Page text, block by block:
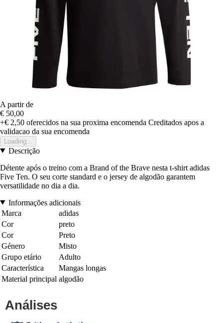
A partir de
€ 50,00
+€ 2,50 oferecidos na sua proxima encomenda Creditados apos a
validacao da sua encomenda
Loading...
Descrição
Détente após o treino com a Brand of the Brave nesta t-shirt adidas
Five Ten. O seu corte standard e o jersey de algodão garantem
versatilidade no dia a dia.
Informações adicionais
Marca
adidas
Cor
preto
Cor
Preto
Género
Misto
Grupo etário
Adulto
Característica
Mangas longas
Material principal algodão